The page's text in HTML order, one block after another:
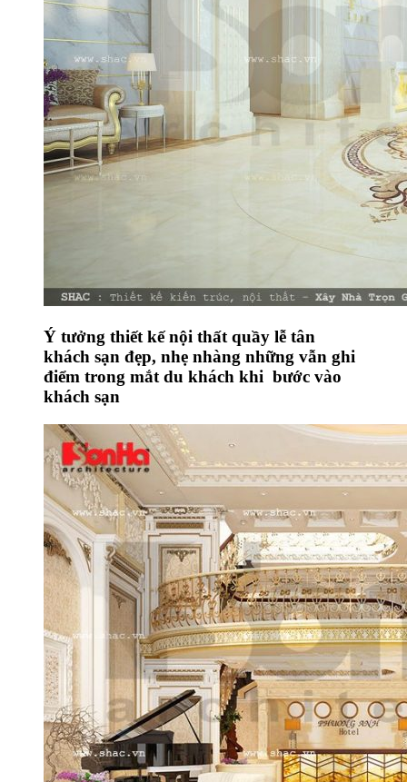
Ý tưởng thiết kế nội thất quầy lễ tân
khách sạn đẹp, nhẹ nhàng những vẫn ghi
điểm trong mắt du khách khi bước vào
khách sạn